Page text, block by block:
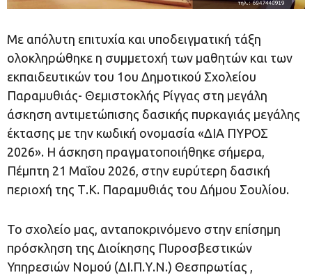
Με απόλυτη επιτυχία και υποδειγματική τάξη
ολοκληρώθηκε η συμμετοχή των μαθητών και των
εκπαιδευτικών του 1ου Δημοτικού Σχολείου
Παραμυθιάς- Θεμιστοκλής Ρίγγας στη μεγάλη
άσκηση αντιμετώπισης δασικής πυρκαγιάς μεγάλης
έκτασης με την κωδική ονομασία «ΔΙΑ ΠΥΡΟΣ
2026». Η άσκηση πραγματοποιήθηκε σήμερα,
Πέμπτη 21 Μαΐου 2026, στην ευρύτερη δασική
περιοχή της Τ.Κ. Παραμυθιάς του Δήμου Σουλίου.
Το σχολείο μας, ανταποκρινόμενο στην επίσημη
πρόσκληση της Διοίκησης Πυροσβεστικών
Υπηρεσιών Νομού (ΔΙ.Π.Υ.Ν.) Θεσπρωτίας ,